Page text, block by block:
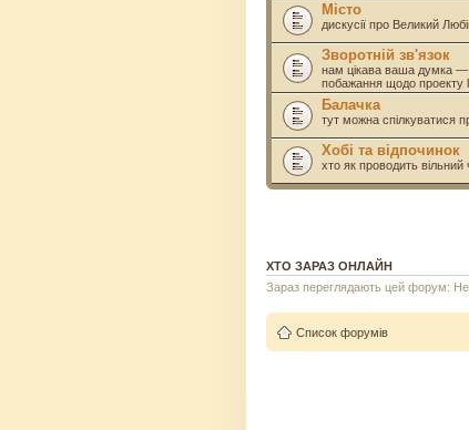
Місто
дискусії про Великий
Зворотній зв'язок
нам цікава ваша думка —
побажання щодо проекту
Балачка
тут можна спілкуватися
Хобі та відпочинок
хто як проводить вільний
ХТО ЗАРАЗ ОНЛАЙН
Зараз переглядають цей форум:
Список форумів